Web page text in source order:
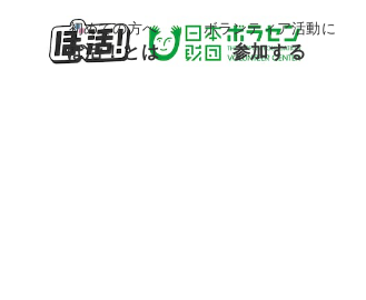
初めての方へ
ぼ活！とは
ボランティア活動に
参加する